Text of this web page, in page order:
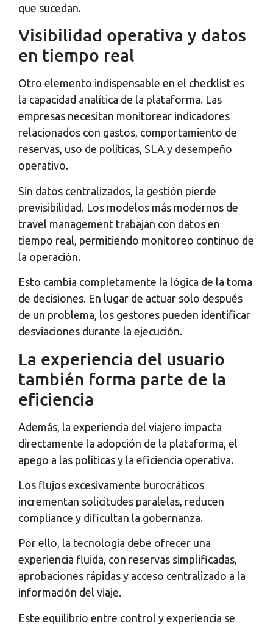
que sucedan.
Visibilidad operativa y datos
en tiempo real
Otro elemento indispensable en el checklist es
la capacidad analítica de la plataforma. Las
empresas necesitan monitorear indicadores
relacionados con gastos, comportamiento de
reservas, uso de políticas, SLA y desempeño
operativo.
Sin datos centralizados, la gestión pierde
previsibilidad. Los modelos más modernos de
travel management trabajan con datos en
tiempo real, permitiendo monitoreo continuo de
la operación.
Esto cambia completamente la lógica de la toma
de decisiones. En lugar de actuar solo después
de un problema, los gestores pueden identificar
desviaciones durante la ejecución.
La experiencia del usuario
también forma parte de la
eficiencia
Además, la experiencia del viajero impacta
directamente la adopción de la plataforma, el
apego a las políticas y la eficiencia operativa.
Los flujos excesivamente burocráticos
incrementan solicitudes paralelas, reducen
compliance y dificultan la gobernanza.
Por ello, la tecnología debe ofrecer una
experiencia fluida, con reservas simplificadas,
aprobaciones rápidas y acceso centralizado a la
información del viaje.
Este equilibrio entre control y experiencia se